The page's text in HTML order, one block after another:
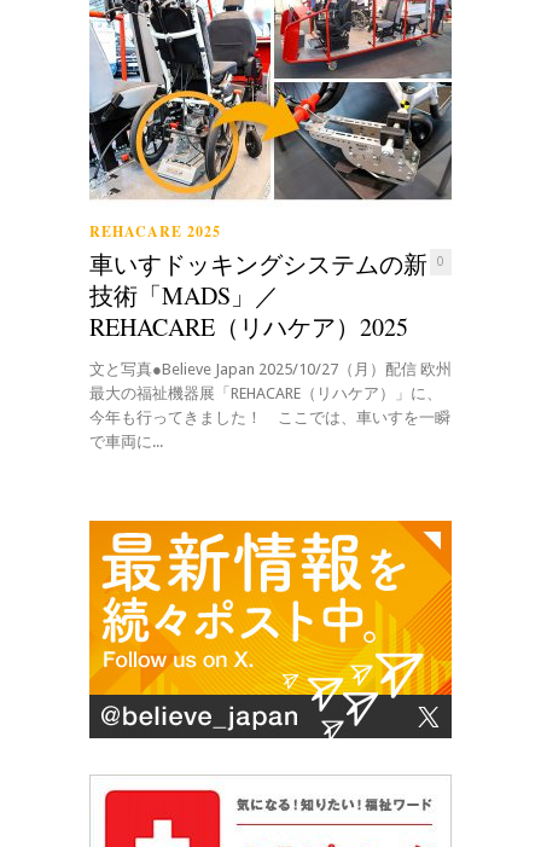
REHACARE 2025
0
車いすドッキングシステムの新
技術「MADS」／
REHACARE（リハケア）2025
文と写真●Believe Japan 2025/10/27（月）配信 欧州
最大の福祉機器展「REHACARE（リハケア）」に、
今年も行ってきました！ ここでは、車いすを一瞬
で車両に...